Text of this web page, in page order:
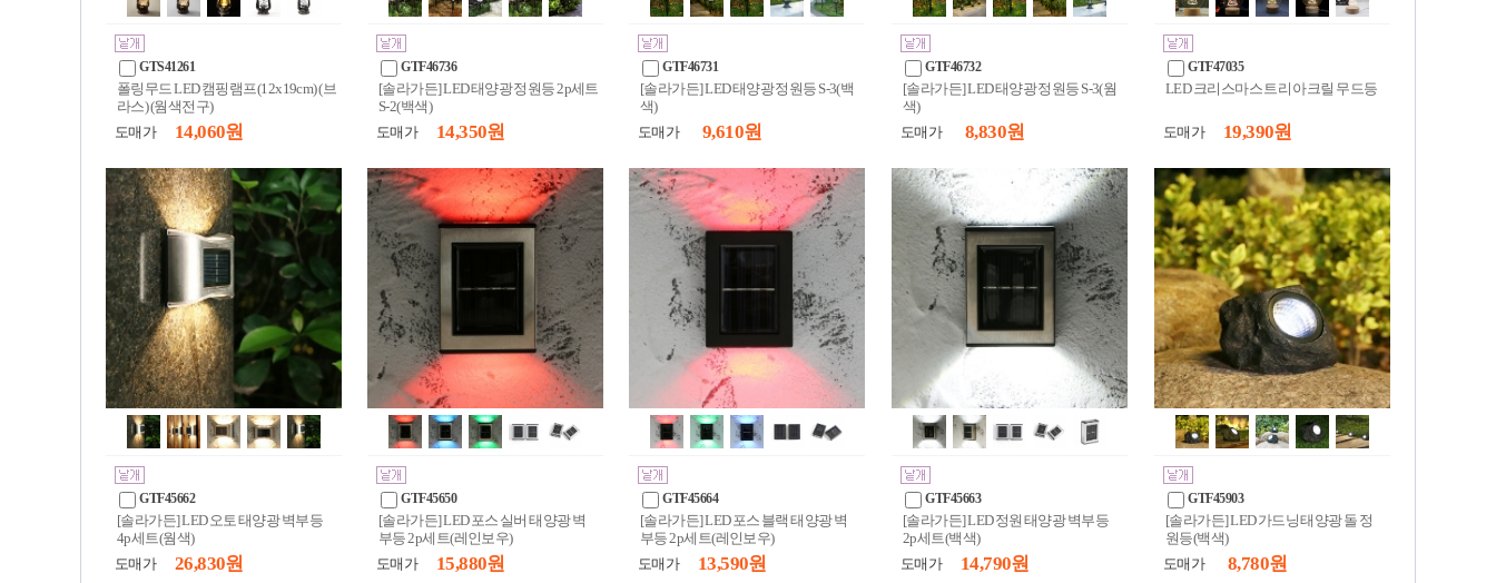
GTS41261
폴링무드 LED 캠핑램프(12x19cm) (브
라스) (웜색전구)
도매가
14,060 원
GTF46736
[솔라가든] LED 태양광 정원등 2p세트
S-2(백색)
도매가
14,350 원
GTF46731
[솔라가든] LED 태양광 정원등 S-3(백
색)
도매가
9,610 원
GTF46732
[솔라가든] LED 태양광 정원등 S-3(웜
색)
도매가
8,830 원
GTF47035
LED 크리스마스 트리 아크릴 무드등
도매가 19,390 원
GTF45662
[솔라가든] LED 오토 태양광 벽부등
4p세트(웜색)
도매가
26,830 원
GTF45650
[솔라가든] LED 포스 실버 태양광 벽
부등 2p세트(레인보우)
도매가
15,880 원
GTF45664
[솔라가든] LED 포스 블랙 태양광 벽
부등 2p세트(레인보우)
도매가
13,590 원
GTF45663
[솔라가든] LED 정원 태양광 벽부등
2p세트(백색)
도매가
14,790 원
GTF45903
[솔라가든] LED 가드닝 태양광 돌 정
원등(백색)
도매가
8,780 원